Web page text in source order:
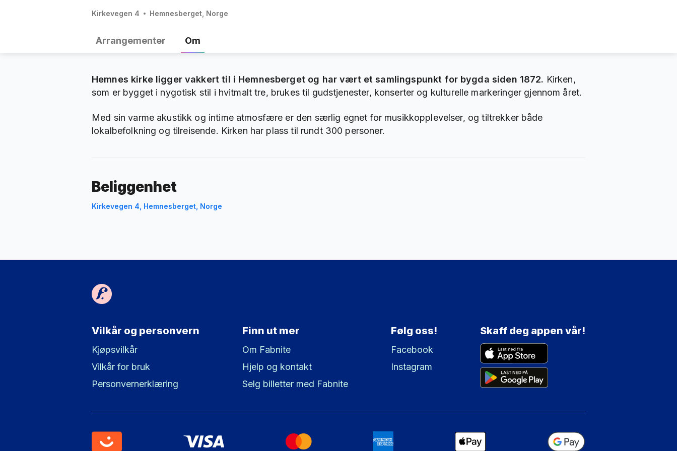
Kirkevegen 4 Hemnesberget, Norge
Arrangementer Om
Hemnes kirke ligger vakkert til i Hemnesberget og har vært et samlingspunkt for bygda siden 1872. Kirken,
som er bygget i nygotisk stil i hvitmalt tre, brukes til gudstjenester, konserter og kulturelle markeringer gjennom året.
Med sin varme akustikk og intime atmosfære er den særlig egnet for musikkopplevelser, og tiltrekker både
lokalbefolkning og tilreisende. Kirken har plass til rundt 300 personer.
Beliggenhet
Kirkevegen 4, Hemnesberget, Norge
Vilkår og personvern
Kjøpsvilkår
Vilkår for bruk
Personvernerklæring
Finn ut mer
Om Fabnite
Hjelp og kontakt
Selg billetter med Fabnite
Følg oss!
Facebook
Instagram
Skaff deg appen vår!